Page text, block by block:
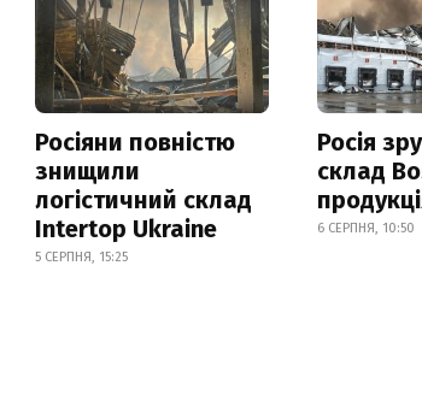
Росіяни повністю
знищили
логістичний склад
Intertop Ukraine
5 СЕРПНЯ, 15:25
Росія
склад
6 СЕРПНЯ, 10:50